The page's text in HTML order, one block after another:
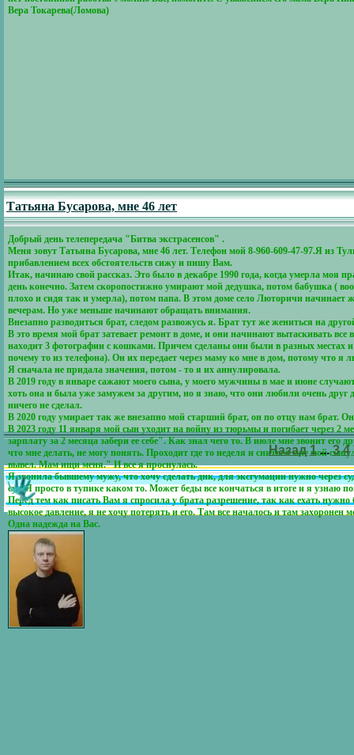
Вера Токарева(Ломова)
Татьяна Бусарова, мне 46 лет
Добрый день телепередача "Битва экстрасенсов" .
Меня зовут Татьяна Бусарова, мне 46 лет. Телефон мой 8-960-609-47-97.Я из
прибавлением всех обстоятельств сижу и пишу Вам.
Итак, начинаю свой рассказ. Это было в декабре 1990 года, когда умерла моя
день конечно. Затем скоропостижно умирают мой дедушка, потом бабушка (
плохо и сидя так и умерла), потом папа. В этом доме село Люторичи
вечерам. Но уже меньше начинают обращать внимания.
Внезапно разводиться брат, следом развожусь я. Брат тут же жениться на
В это время мой брат затевает ремонт в доме, и они начинают вытаскивать
находит 3 фотографии с кошками. Причем сделаны они были в разных местах
почему то из телефона). Он их передает через маму ко мне в дом, потому что
Я сначала не придала значения, потом - то я их аннулировала.
В 2019 году в январе сажают моего сына, у моего мужчины в мае и июне
хоть она и была уже замужем за другим, но я знаю, что они любили очень
ничего не сделал.
В 2020 году умирает так же внезапно мой старший брат, он по отцу нам брат.
В 2023 году 11 января мой сын уходит на войну из тюрьмы и погибает через
зарплату за 2 месяца забери ее себе". Как знал чего то. В июле мне звонит его
что мне делать, не могу понять. Проходит где то неделя и сниться мне мой
вывел. Мам ищи меня." И все я проснулась.
Я звонила бывшему мужу, что хочу сделать днк, для эксгумации нужно через
суд. Я просто в тупике каком то. Может беды все кончаться в итоге и я узнаю
Перед тем как писать Вам я спросила у брата разрешение, так как ехать
высокое давление, я не хочу потерять и его. Там все началось и там захоронен
Одна надежда на Вас.
Назад 1 ... 3 4